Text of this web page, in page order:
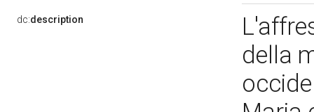
dc:description
della